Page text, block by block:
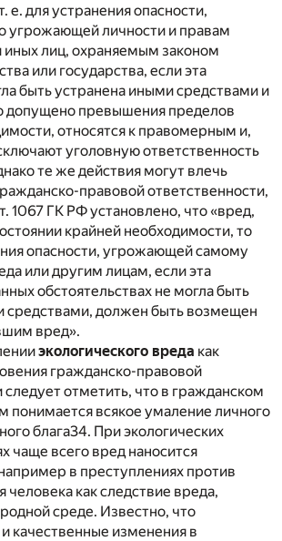
е. для устранения опасности,
угрожающей личности и правам
иных лиц, охраняемым законом
или государства, если эта
быть устранена иными средствами и
допущено превышения пределов
относятся к правомерным и,
уголовную ответственность
те же действия могут влечь
правовой ответственности,
1067 ГК РФ установлено, что «вред,
крайней необходимости, то
опасности, угрожающей самому
или другим лицам, если эта
обстоятельствах не могла быть
средствами, должен быть возмещен
вред».
экологического вреда как
гражданско-правовой
следует отметить, что в гражданском
понимается всякое умаление личного
блага34. При экологических
чаще всего вред наносится
в преступлениях против
человека как следствие вреда,
среде. Известно, что
качественные изменения в